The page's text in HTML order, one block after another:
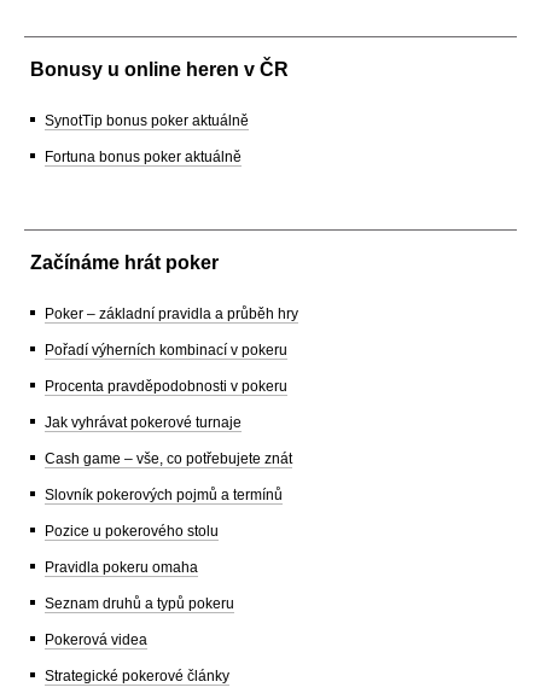
Bonusy u online heren v ČR
SynotTip bonus poker aktuálně
Fortuna bonus poker aktuálně
Začínáme hrát poker
Poker – základní pravidla a průběh hry
Pořadí výherních kombinací v pokeru
Procenta pravděpodobnosti v pokeru
Jak vyhrávat pokerové turnaje
Cash game – vše, co potřebujete znát
Slovník pokerových pojmů a termínů
Pozice u pokerového stolu
Pravidla pokeru omaha
Seznam druhů a typů pokeru
Pokerová videa
Strategické pokerové články